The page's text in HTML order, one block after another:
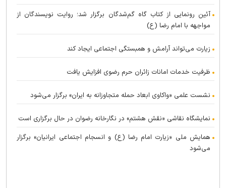
آئین رونمایی از کتاب گاه گم‌شدگان برگزار شد؛ روایت نویسندگان از
مواجهه با امام رضا (ع)
زیارت می‌تواند آرامش و همبستگی اجتماعی ایجاد کند
ظرفیت خدمات امانات زائران حرم رضوی افزایش یافت
نشست علمی «واکاوی ابعاد حمله متجاوزانه به ایران» برگزار می‌شود
نمایشگاه نقاشی «نقش هشتم» در نگارخانه رضوان در حال برگزاری است
همایش ملی «زیارت امام رضا (ع) و انسجام اجتماعی ایرانیان» برگزار
می‌شود